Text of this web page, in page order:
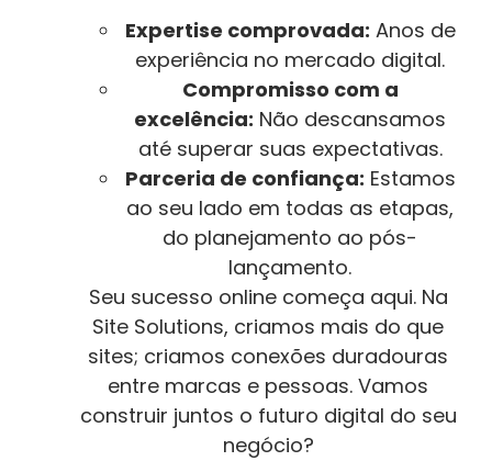
Expertise comprovada: Anos de
experiência no mercado digital.
Compromisso com a
excelência: Não descansamos
até superar suas expectativas.
Parceria de confiança: Estamos
ao seu lado em todas as etapas,
do planejamento ao pós-
lançamento.
Seu sucesso online começa aqui. Na
Site Solutions, criamos mais do que
sites; criamos conexões duradouras
entre marcas e pessoas. Vamos
construir juntos o futuro digital do seu
negócio?